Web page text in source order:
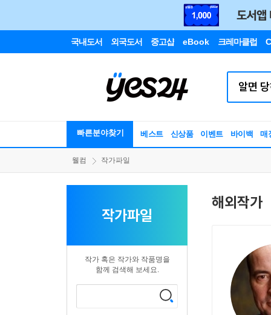
국내도서 외국도서 중고샵 eBook 크레마클럽
빠른분야찾기 베스트 신상품 이벤트 바이백 매
웰컴 작가파일
작가파일
작가 혹은 작가와 작품명을
함께 검색해 보세요.
해외작가